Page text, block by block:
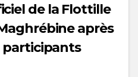
de la Flottille
après
participants